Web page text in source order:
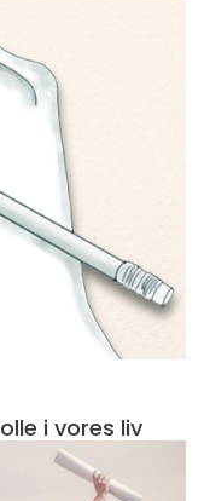
i vores liv